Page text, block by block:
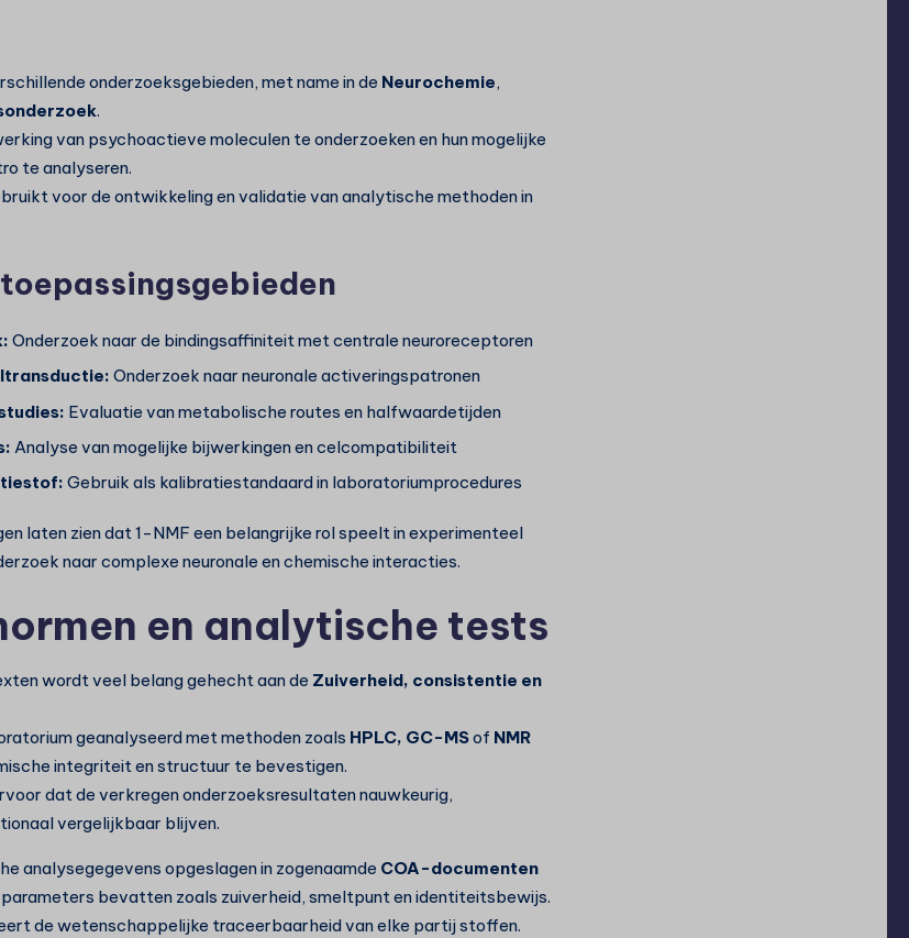
onderzoeksgebieden, met name in de Neurochemie,
.
van psychoactieve moleculen te onderzoeken en hun mogelijke
te analyseren.
voor de ontwikkeling en validatie van analytische methoden in
Onderzoek naar de bindingsaffiniteit met centrale neuroreceptoren
Onderzoek naar neuronale activeringspatronen
Evaluatie van metabolische routes en halfwaardetijden
Analyse van mogelijke bijwerkingen en celcompatibiliteit
Gebruik als kalibratiestandaard in laboratoriumprocedures
laten zien dat 1-NMF een belangrijke rol speelt in experimenteel
naar complexe neuronale en chemische interacties.
en analytische tests
wordt veel belang gehecht aan de Zuiverheid, consistentie en
geanalyseerd met methoden zoals HPLC, GC-MSof NMR
integriteit en structuur te bevestigen.
dat de verkregen onderzoeksresultaten nauwkeurig,
vergelijkbaar blijven.
analysegegevens opgeslagen in zogenaamde COA-documenten
bevatten zoals zuiverheid, smeltpunt en identiteitsbewijs.
de wetenschappelijke traceerbaarheid van elke partij stoffen.